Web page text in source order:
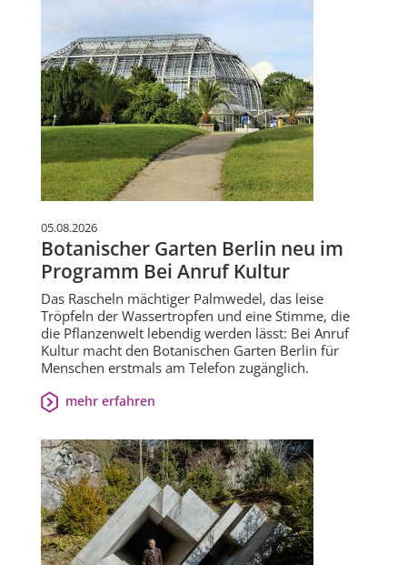
05.08.2026
Botanischer Garten Berlin neu im
Programm Bei Anruf Kultur
Das Rascheln mächtiger Palmwedel, das leise
Tröpfeln der Wassertropfen und eine Stimme, die
die Pflanzenwelt lebendig werden lässt: Bei Anruf
Kultur macht den Botanischen Garten Berlin für
Menschen erstmals am Telefon zugänglich.
mehr erfahren